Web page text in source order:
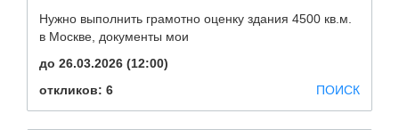
Нужно выполнить грамотно оценку здания 4500 кв.м.
в Москве, документы мои
до 26.03.2026 (12:00)
откликов: 6
ПОИСК